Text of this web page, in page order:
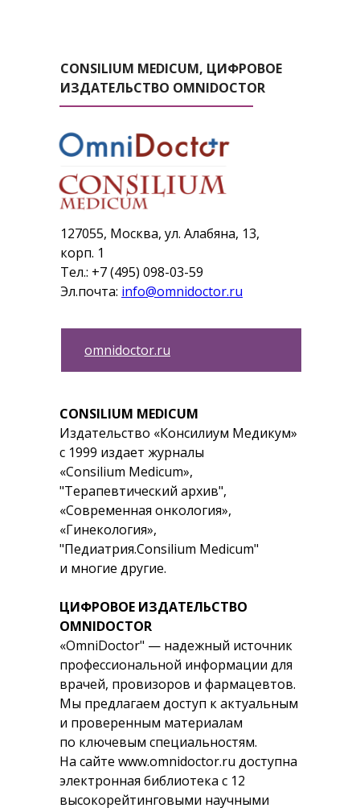
127055, Москва, ул. Алабяна, 13,
корп. 1
Тел.: +7 (495) 098-03-59
Эл.почта: info@omnidoctor.ru
omnidoctor.ru
CONSILIUM MEDICUM
Издательство «Консилиум Медикум»
с 1999 издает журналы
«Consilium Medicum»,
"Терапевтический архив",
«Современная онкология»,
«Гинекология»,
"Педиатрия.Consilium Medicum"
и многие другие.
ЦИФРОВОЕ ИЗДАТЕЛЬСТВО
OMNIDOCTOR
«OmniDoctor" — надежный источник
профессиональной информации для
врачей, провизоров и фармацевтов.
Мы предлагаем доступ к актуальным
и проверенным материалам
по ключевым специальностям.
На сайте www.omnidoctor.ru доступна
электронная библиотека с 12
высокорейтинговыми научными
CONSILIUM MEDICUM, ЦИФРОВОЕ
ИЗДАТЕЛЬСТВО OMNIDOCTOR